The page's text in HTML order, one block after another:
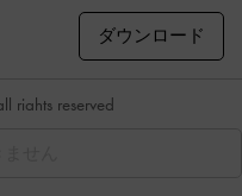
ダウンロード
rights reserved